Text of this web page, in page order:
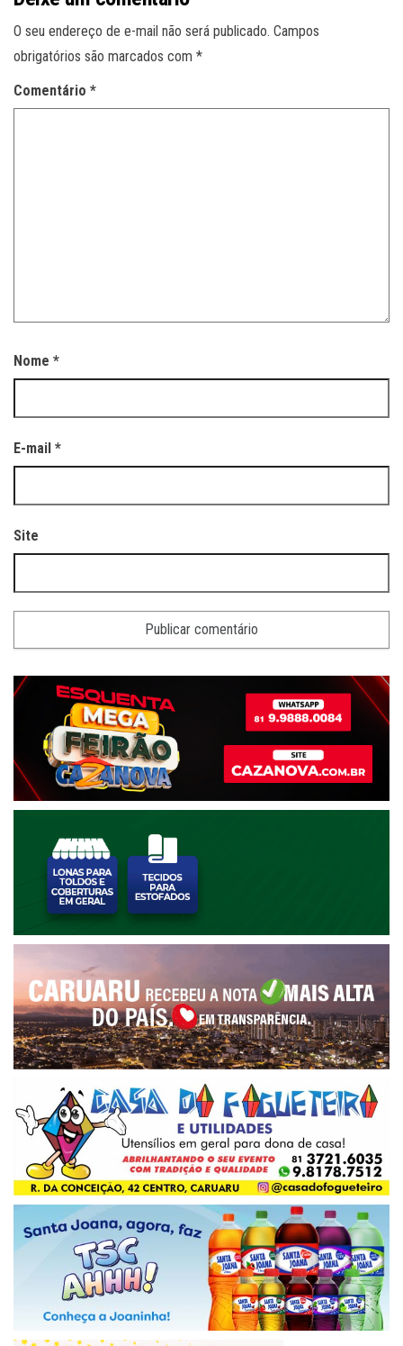
O seu endereço de e-mail não será publicado. Campos
obrigatórios são marcados com *
Comentário *
Nome *
E-mail *
Site